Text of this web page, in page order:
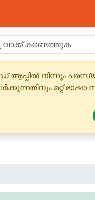
ആപ്പിൽ നിന്നും
മറ്റ്